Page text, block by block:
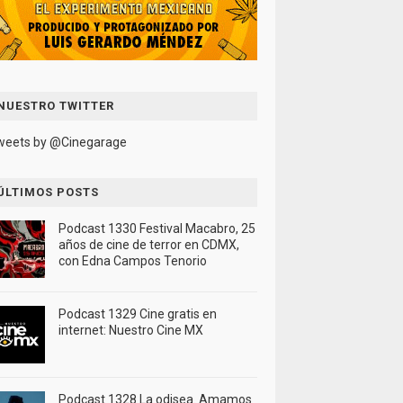
TWITTER
by @Cinegarage
POSTS
Podcast 1330 Festival Macabro, 25
años de cine de terror en CDMX,
con Edna Campos Tenorio
Podcast 1329 Cine gratis en
internet: Nuestro Cine MX
Podcast 1328 La odisea. Amamos